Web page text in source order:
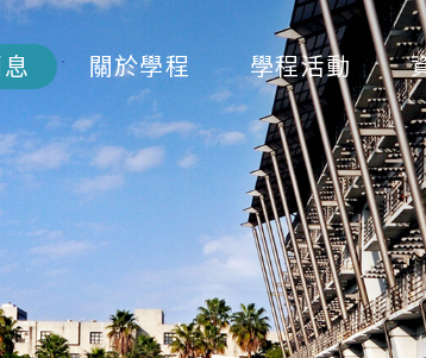
關於學程 學程活動